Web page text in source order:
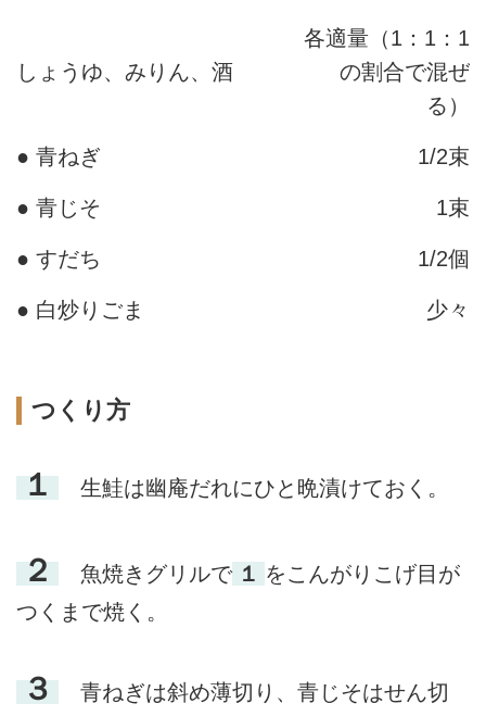
しょうゆ、みりん、酒
各適量（1：1：1
の割合で混ぜ
る）
● 青ねぎ 1/2束
● 青じそ 1束
● すだち 1/2個
● 白炒りごま 少々
つくり方
１ 生鮭は幽庵だれにひと晩漬けておく。
２ 魚焼きグリルで １ をこんがりこげ目が
つくまで焼く。
３ 青ねぎは斜め薄切り、青じそはせん切